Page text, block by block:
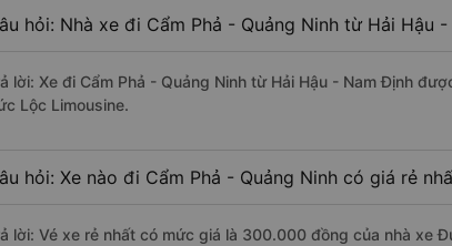
hỏi: Nhà xe đi Cẩm Phả - Quảng Ninh từ Hải Hậu
lời: Xe đi Cẩm Phả - Quảng Ninh từ Hải Hậu - Nam Định
Lộc Limousine.
hỏi: Xe nào đi Cẩm Phả - Quảng Ninh có giá rẻ
lời: Vé xe rẻ nhất có mức giá là 300.000 đồng của nhà xe